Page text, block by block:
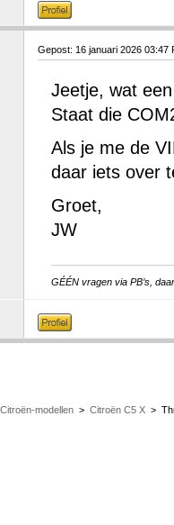
Gepost: 16 januari 2026 03:47
Jeetje, wat
Staat die
Als je me de
daar iets over
Groet,
JW
GÉÉN vragen via PB’s,
modellen > Citroën C5 X >